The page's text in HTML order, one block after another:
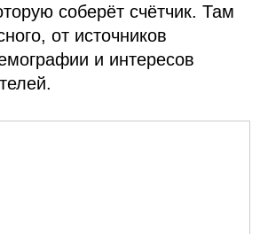
соберёт счётчик. Там
от источников
и интересов